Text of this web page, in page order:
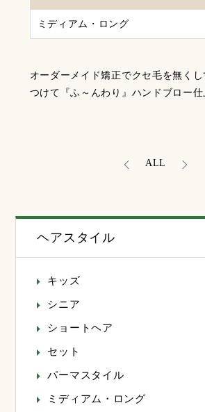
ミディアム・ロング
オーダーメイド矯正でクセ毛を無く
つけて『ふ～んわり』ハンドブロー仕
ALL
ヘアスタイル
キッズ
シニア
ショートヘア
セット
パーマスタイル
ミディアム・ロング